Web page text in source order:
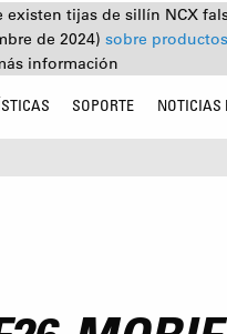
tijas de sillín NCX
de 2024) sobre
información
SOPORTE NOTICIAS